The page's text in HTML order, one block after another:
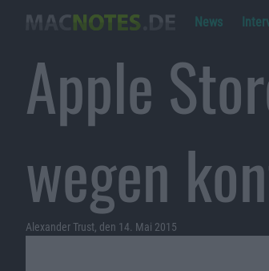
News
Apple
wegen
Alexander Trust, den 14. Mai 2015